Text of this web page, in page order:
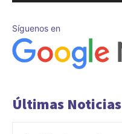
Síguenos en
Últimas Noticias